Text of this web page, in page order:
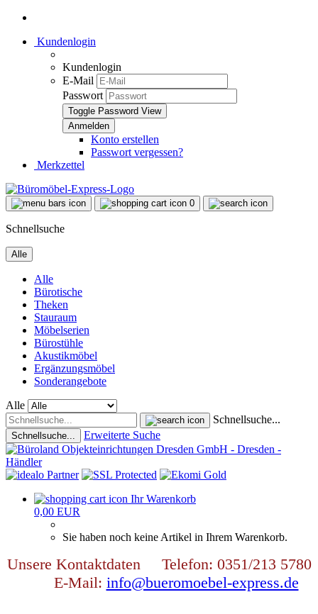
Kundenlogin
Kundenlogin
E-Mail
Passwort
Toggle Password View
Konto erstellen
Passwort vergessen?
Merkzettel
0
Schnellsuche
Alle
Alle
Bürotische
Theken
Stauraum
Möbelserien
Bürostühle
Akustikmöbel
Ergänzungsmöbel
Sonderangebote
Alle
Schnellsuche...
Schnellsuche... Erweiterte Suche
Ihr Warenkorb
0,00 EUR
Sie haben noch keine Artikel in Ihrem Warenkorb.
Unsere Kontaktdaten Telefon: 0351/213 5780
E-Mail: info@bueromoebel-express.de